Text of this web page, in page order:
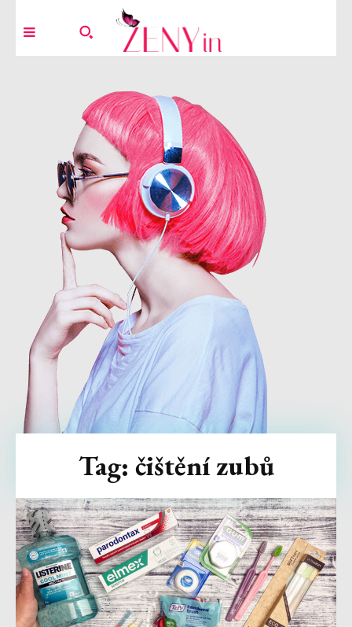
Tag: čištění zubů